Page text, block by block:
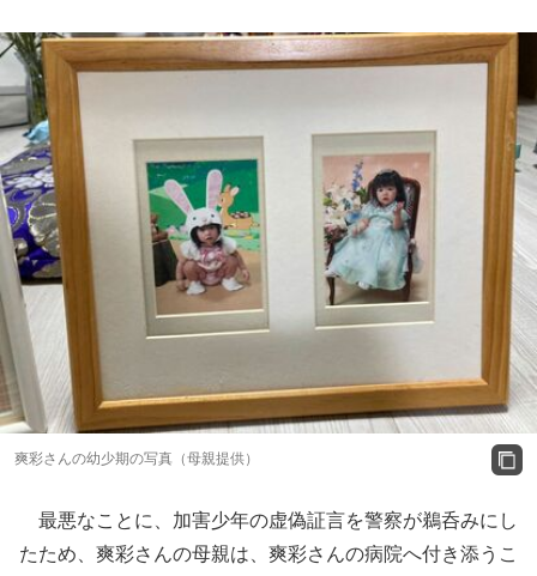
爽彩さんの幼少期の写真（母親提供）
最悪なことに、加害少年の虚偽証言を警察が鵜呑みにし
たため、爽彩さんの母親は、爽彩さんの病院へ付き添うこ